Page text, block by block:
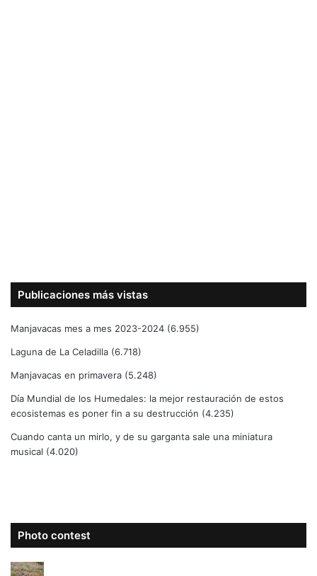
Publicaciones más vistas
Manjavacas mes a mes 2023-2024 (6.955)
Laguna de La Celadilla (6.718)
Manjavacas en primavera (5.248)
Día Mundial de los Humedales: la mejor restauración de estos
ecosistemas es poner fin a su destrucción (4.235)
Cuando canta un mirlo, y de su garganta sale una miniatura
musical (4.020)
Photo contest